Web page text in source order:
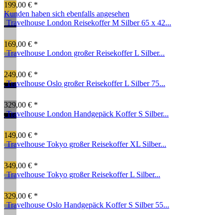
199,00 € *
Kunden haben sich ebenfalls angesehen
Travelhouse London Reisekoffer M Silber 65 x 42...
169,00 € *
Travelhouse London großer Reisekoffer L Silber...
249,00 € *
Travelhouse Oslo großer Reisekoffer L Silber 75...
329,00 € *
Travelhouse London Handgepäck Koffer S Silber...
149,00 € *
Travelhouse Tokyo großer Reisekoffer XL Silber...
349,00 € *
Travelhouse Tokyo großer Reisekoffer L Silber...
329,00 € *
Travelhouse Oslo Handgepäck Koffer S Silber 55...